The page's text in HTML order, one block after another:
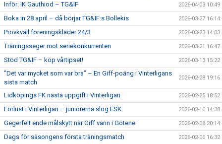
Inför: IK Gauthiod – TG&IF 2026-04-03 10:49
Boka in 28 april – då börjar TG&IF:s Bollekis 2026-03-27 16:14
Provkväll föreningskläder 24/3 2026-03-23 14:03
Träningsseger mot seriekonkurrenten 2026-03-21 16:47
Stöd TG&IF – köp vårtipset! 2026-03-13 15:22
”Det var mycket som var bra” – En Giff-poäng i Vinterligans
sista match
2026-02-28 19:16
Lidköpings FK nästa uppgift i Vinterligan 2026-02-25 18:52
Förlust i Vinterligan – juniorerna slog ESK 2026-02-16 14:38
Gegerfelt ende målskytt när Giff vann i Götene 2026-02-08 20:14
Dags för säsongens första träningsmatch 2026-02-06 16:32